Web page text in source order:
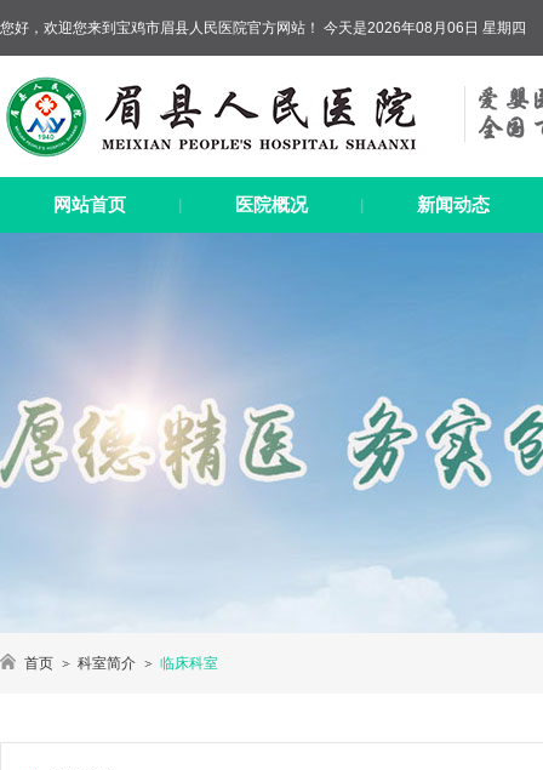
您好，欢迎您来到宝鸡市眉县人民医院官方网站！ 今天是2026年08月06日 星期四
网站首页 医院概况 新闻动态
首页 科室简介 临床科室